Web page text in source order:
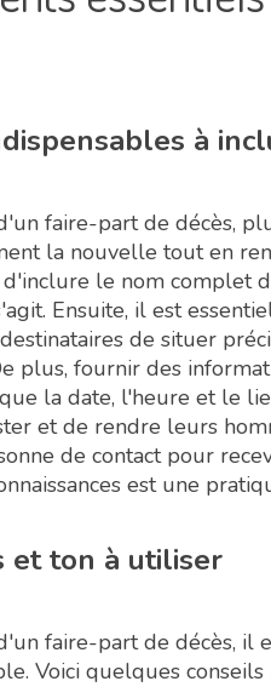
à
faire-part de décès,
la nouvelle tout en
le nom complet
Ensuite, il est
de situer
plus, fournir des
la date, l'heure et le
et de rendre leurs
de contact pour
est une
et ton à utiliser
faire-part de décès, il
Voici quelques